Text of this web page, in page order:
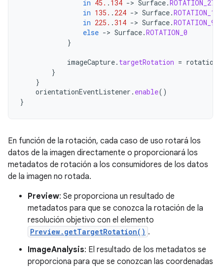
in 45. . 134 -> Surface. ROTATION_270
in 135. . 224 -> Surface.
in 225. .314 -> Surface.ROTATION_90
else -> Surface.ROTATION_0
}
imageCapture. targetRotation = rotation
}
}
orientationEventListener . enable()
}
En función de la rotación, cada caso de uso rotará los
datos de la imagen directamente o proporcionará los
metadatos de rotación a los consumidores de los datos
de la imagen no rotada.
Preview: Se proporciona un resultado de
metadatos para que se conozca la rotación de la
resolución objetivo con el elemento
Preview.getTargetRotation() .
ImageAnalysis: El resultado de los metadatos se
proporciona para que se conozcan las coordenadas